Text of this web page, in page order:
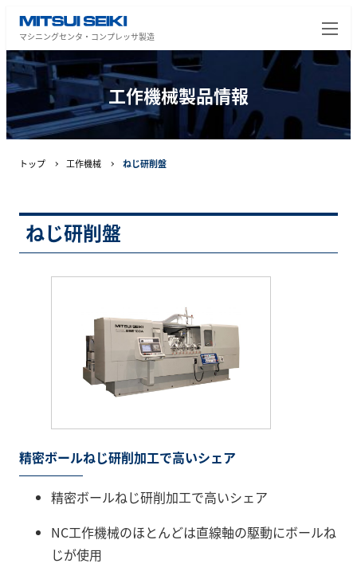
マシニングセンタ・コンプレッサ製造
工作機械製品情報
トップ 工作機械 ねじ研削盤
ねじ研削盤
精密ボールねじ研削加工で高いシェア
精密ボールねじ研削加工で高いシェア
NC工作機械のほとんどは直線軸の駆動にボールね
じが使用